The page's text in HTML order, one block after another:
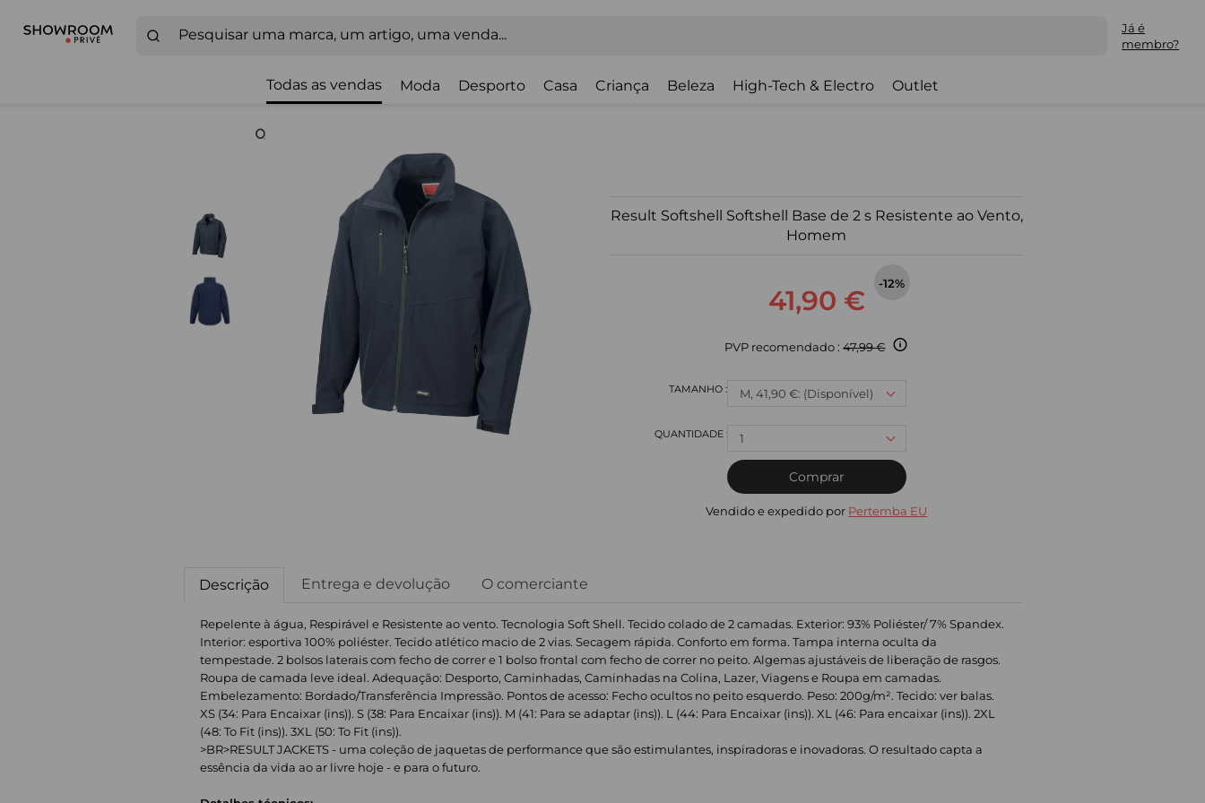
Já é
membro?
Todas as vendas Moda Desporto Casa Criança Beleza High-Tech & Electro Outlet
Result Softshell Softshell Base de 2 s Resistente ao Vento,
Homem
41,90 €
-12%
PVP recomendado :47,99 €
M, 41,90 €: (Disponível)
1
Comprar
Vendido e expedido por Pertemba EU
Descrição Entrega e devolução O comerciante
Repelente à água, Respirável e Resistente ao vento. Tecnologia Soft Shell. Tecido colado de 2 camadas. Exterior: 93% Poliéster/ 7% Spandex.
Interior: esportiva 100% poliéster. Tecido atlético macio de 2 vias. Secagem rápida. Conforto em forma. Tampa interna oculta da
tempestade. 2 bolsos laterais com fecho de correr e 1 bolso frontal com fecho de correr no peito. Algemas ajustáveis de liberação de rasgos.
Roupa de camada leve ideal. Adequação: Desporto, Caminhadas, Caminhadas na Colina, Lazer, Viagens e Roupa em camadas.
Embelezamento: Bordado/Transferência Impressão. Pontos de acesso: Fecho ocultos no peito esquerdo. Peso: 200g/m². Tecido: ver balas.
XS (34: Para Encaixar (ins)). S (38: Para Encaixar (ins)). M (41: Para se adaptar (ins)). L (44: Para Encaixar (ins)). XL (46: Para encaixar (ins)). 2XL
(48: To Fit (ins)). 3XL (50: To Fit (ins)).
>BR>RESULT JACKETS - uma coleção de jaquetas de performance que são estimulantes, inspiradoras e inovadoras. O resultado capta a
essência da vida ao ar livre hoje - e para o futuro.